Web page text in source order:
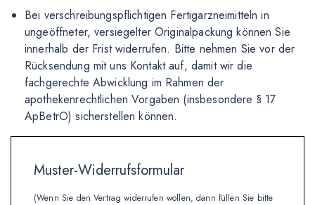
Bei verschreibungspflichtigen Fertigarzneimitteln in
ungeöffneter, versiegelter Originalpackung können Sie
innerhalb der Frist widerrufen. Bitte nehmen Sie vor der
Rücksendung mit uns Kontakt auf, damit wir die
fachgerechte Abwicklung im Rahmen der
apothekenrechtlichen Vorgaben (insbesondere § 17
ApBetrO) sicherstellen können.
Muster-Widerrufsformular
(Wenn Sie den Vertrag widerrufen wollen, dann füllen Sie bitte